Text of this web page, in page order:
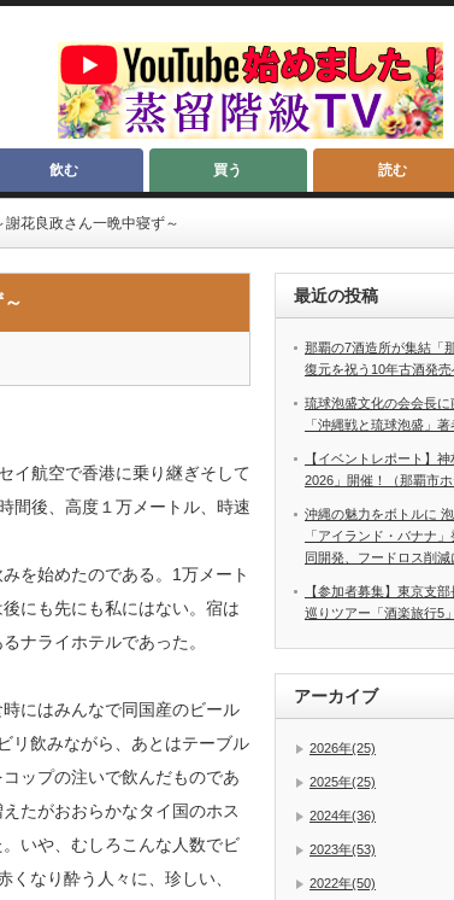
飲む 買う 読む
花良政さん一晩中寝ず～
イ航空で香港に乗り継ぎそして
間後、高度１万メートル、時速
を始めたのである。1万メート
にも先にも私にはない。宿は
ナライホテルであった。
にはみんなで同国産のビール
リ飲みながら、あとはテーブル
ップの注いで飲んだものであ
たがおおらかなタイ国のホス
いや、むしろこんな人数でビ
くなり酔う人々に、珍しい、
最近の投稿
那覇の7酒造所が集結「
復元を祝う10年古酒発売
琉球泡盛文化の会会長
「沖縄戦と琉球泡盛」
【イベントレポート】
2026」開催！（那覇市
沖縄の魅力をボトルに
「アイランド・バナナ
同開発、フードロス削減
【参加者募集】東京支
巡りツアー「酒楽旅行5
アーカイブ
2026年(25)
2025年(25)
2024年(36)
2023年(53)
2022年(50)